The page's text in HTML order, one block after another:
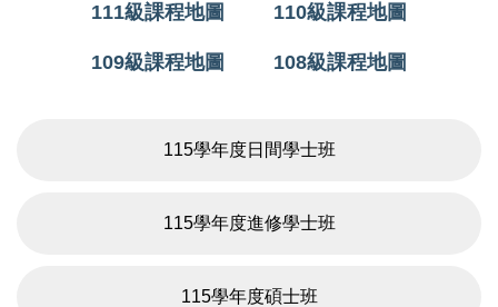
111級課程地圖 110級課程地圖
109級課程地圖 108級課程地圖
115學年度日間學士班
115學年度進修學士班
115學年度碩士班